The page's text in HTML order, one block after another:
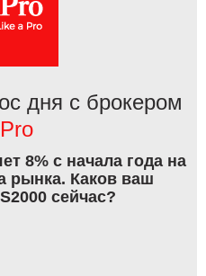
дня с брокером
8% с начала года на
рынка. Каков ваш
сейчас?